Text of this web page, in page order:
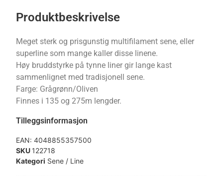
Produktbeskrivelse
Meget sterk og prisgunstig multifilament sene, eller
superline som mange kaller disse linene.
Høy bruddstyrke på tynne liner gir lange kast
sammenlignet med tradisjonell sene.
Farge: Grågrønn/Oliven
Finnes i 135 og 275m lengder.
Tilleggsinformasjon
EAN:4048855357500
SKU 122718
Kategori Sene / Line